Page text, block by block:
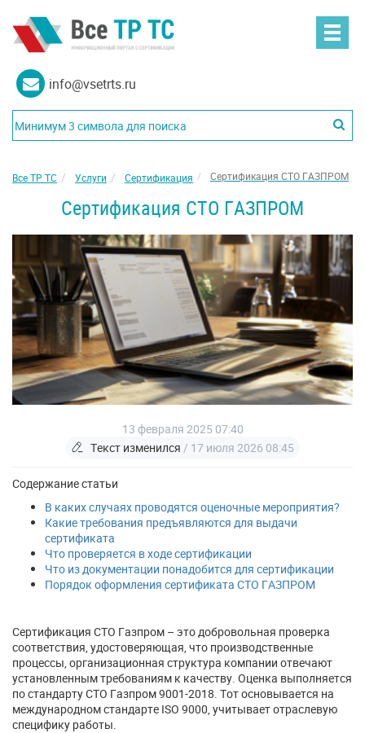
info@vsetrts.ru
Все ТР ТС Услуги Сертификация Сертификация СТО ГАЗПРОМ
Сертификация СТО ГАЗПРОМ
13 февраля 2025 07:40
Текст изменился / 17 июля 2026 08:45
Содержание статьи
В каких случаях проводятся оценочные мероприятия?
Какие требования предъявляются для выдачи
сертификата
Что проверяется в ходе сертификации
Что из документации понадобится для сертификации
Порядок оформления сертификата СТО ГАЗПРОМ
Сертификация СТО Газпром – это добровольная проверка
соответствия, удостоверяющая, что производственные
процессы, организационная структура компании отвечают
установленным требованиям к качеству. Оценка выполняется
по стандарту СТО Газпром 9001-2018. Тот основывается на
международном стандарте ISO 9000, учитывает отраслевую
специфику работы.